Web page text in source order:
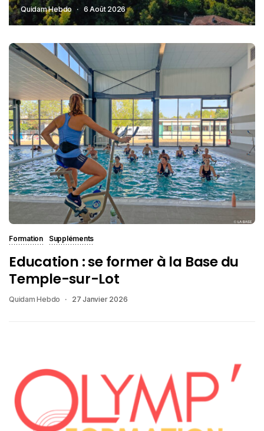
Quidam Hebdo 6 Août 2026
Formation Suppléments
Education : se former à la Base du
Temple-sur-Lot
Quidam Hebdo 27 Janvier 2026